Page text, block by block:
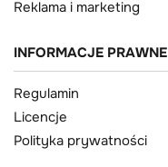
Reklama i marketing
INFORMACJE PRAWNE
Regulamin
Licencje
Polityka prywatności